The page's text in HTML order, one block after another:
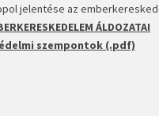
jelentése az
ÁLDOZATAI
szempontok (.pdf)